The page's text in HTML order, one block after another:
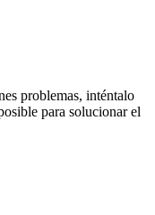
problemas, inténtalo
para solucionar el